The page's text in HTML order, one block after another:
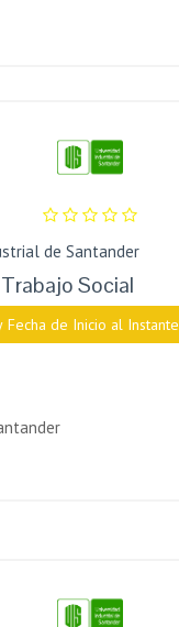
de Santander
Social
Fecha de Inicio al Instante